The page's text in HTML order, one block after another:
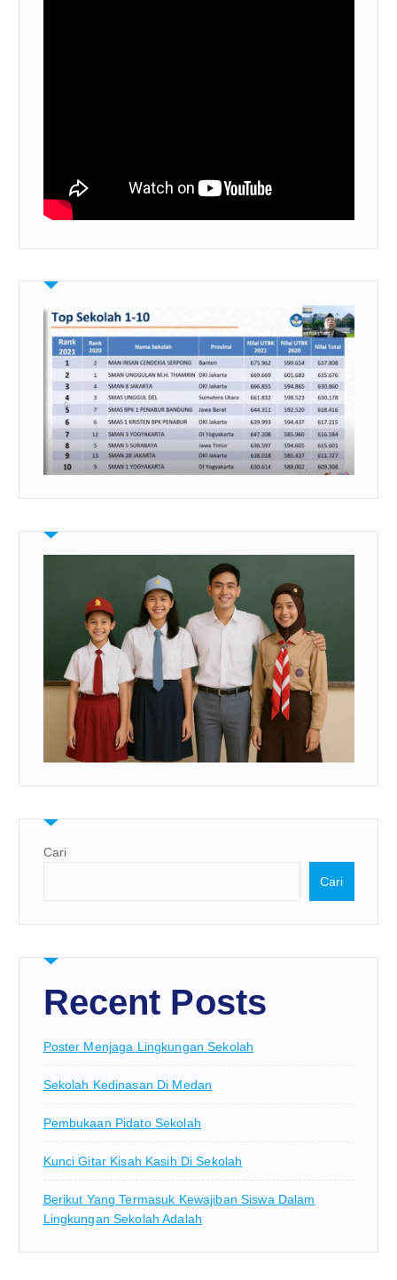
Cari
Cari
Recent Posts
Poster Menjaga Lingkungan Sekolah
Sekolah Kedinasan Di Medan
Pembukaan Pidato Sekolah
Kunci Gitar Kisah Kasih Di Sekolah
Berikut Yang Termasuk Kewajiban Siswa Dalam
Lingkungan Sekolah Adalah